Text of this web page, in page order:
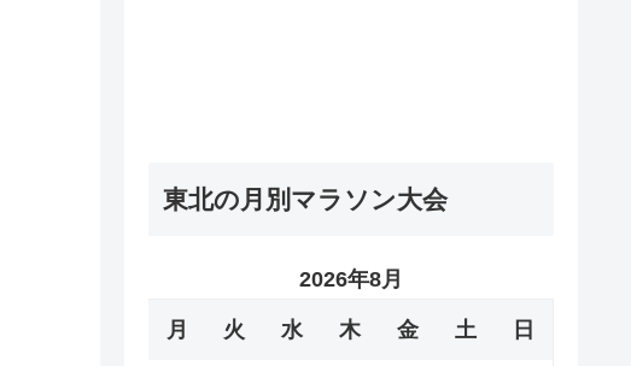
東北の月別マラソン大会
2026年8月
月 火 水 木 金 土 日